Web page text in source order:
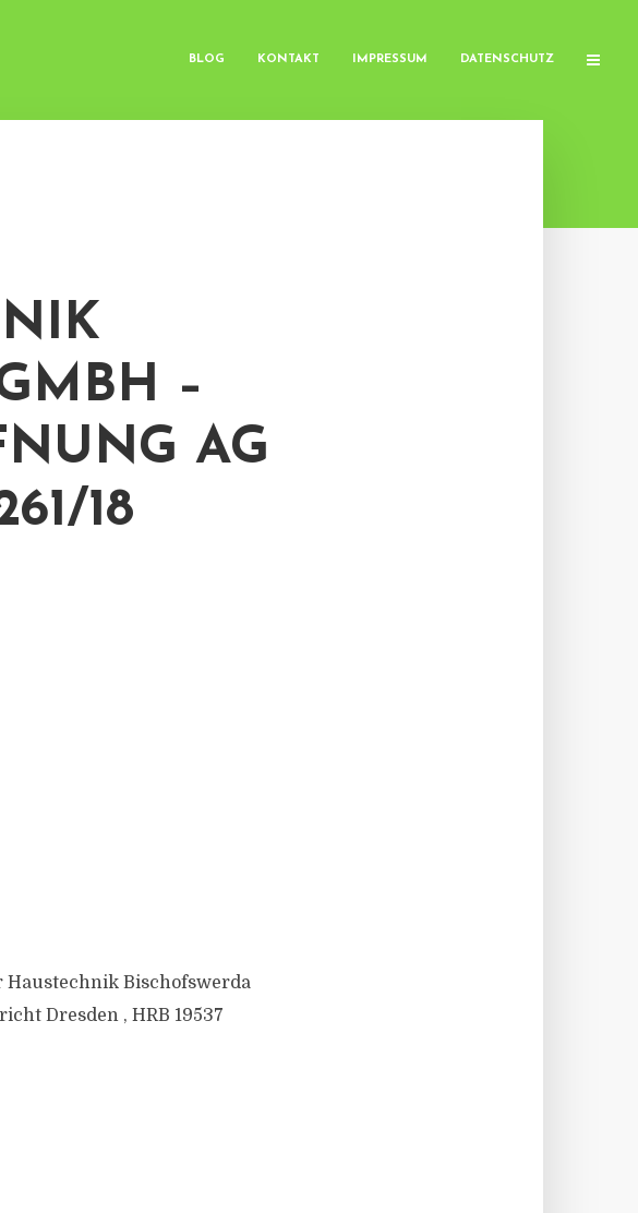
BLOG KONTAKT IMPRESSUM DATENSCHUTZ
–
AG
18
Haustechnik Bischofswerda
Dresden , HRB 19537